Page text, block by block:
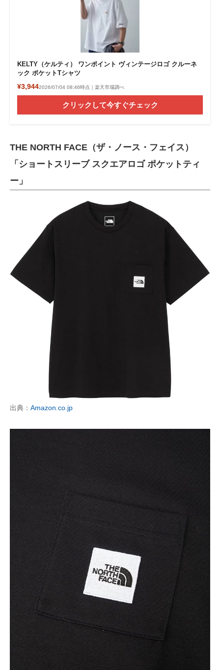
KELTY（ケルティ） ワンポイント ヴィンテージロゴ クルーネ
ック ポケットTシャツ
¥3,9442026/07/04 08:46時点｜楽天市場調べ
クリックして今すぐチェック
THE NORTH FACE（ザ・ノース・フェイス）
「ショートスリーブ スクエアロゴ ポケットティ
ー」
出典： Amazon.co.jp